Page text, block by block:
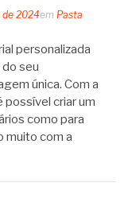
de 2024em Pasta
personalizada
seu
única. Com a
possível criar um
como para
muito com a